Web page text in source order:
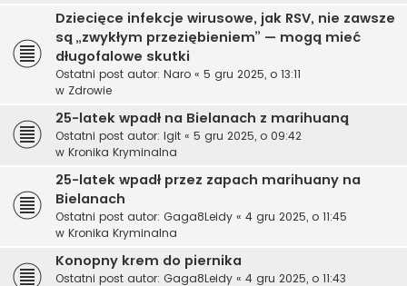
Dziecięce infekcje wirusowe, jak RSV, nie zawsze
są „zwykłym przeziębieniem” — mogą mieć
długofalowe skutki
Ostatni post autor: Naro « 5 gru 2025, o 13:11
w Zdrowie
25-latek wpadł na Bielanach z marihuaną
Ostatni post autor: Igit « 5 gru 2025, o 09:42
w Kronika Kryminalna
25-latek wpadł przez zapach marihuany na
Bielanach
Ostatni post autor: Gaga8Leidy « 4 gru 2025, o 11:45
w Kronika Kryminalna
Konopny krem do piernika
Ostatni post autor: Gaga8Leidy « 4 gru 2025, o 11:43